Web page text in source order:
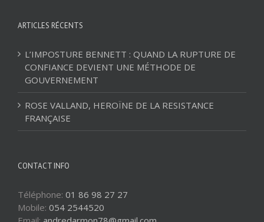
ARTICLES RÉCENTS
L’IMPOSTURE BENNETT : QUAND LA RUPTURE DE
CONFIANCE DEVIENT UNE MÉTHODE DE
GOUVERNEMENT
ROSE VALLAND, HEROÏNE DE LA RESISTANCE
FRANÇAISE
CONTACT INFO
Téléphone: 01 86 98 27 27
Mobile: 054 2544520